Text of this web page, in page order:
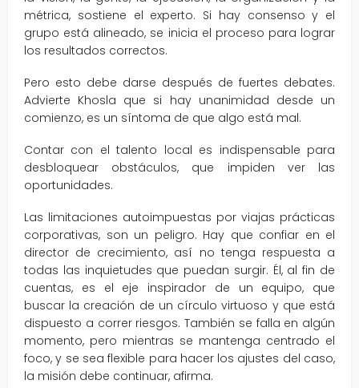
métrica, sostiene el experto. Si hay consenso y el
grupo está alineado, se inicia el proceso para lograr
los resultados correctos.
Pero esto debe darse después de fuertes debates.
Advierte Khosla que si hay unanimidad desde un
comienzo, es un síntoma de que algo está mal.
Contar con el talento local es indispensable para
desbloquear obstáculos, que impiden ver las
oportunidades.
Las limitaciones autoimpuestas por viajas prácticas
corporativas, son un peligro. Hay que confiar en el
director de crecimiento, así no tenga respuesta a
todas las inquietudes que puedan surgir. Él, al fin de
cuentas, es el eje inspirador de un equipo, que
buscar la creación de un círculo virtuoso y que está
dispuesto a correr riesgos. También se falla en algún
momento, pero mientras se mantenga centrado el
foco, y se sea flexible para hacer los ajustes del caso,
la misión debe continuar, afirma.